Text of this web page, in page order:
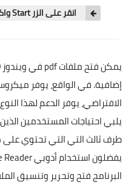
انقر على الزر Start واكتب Default Apps في البحث.
إضافية. في الواقع، يوفر
الافتراضي، يوفر الدعم لهذا
يلبي احتياجات المستخدمين
طرف ثالث التي التي تحتوي
البرنامج فتح وتحرير وتنسيق